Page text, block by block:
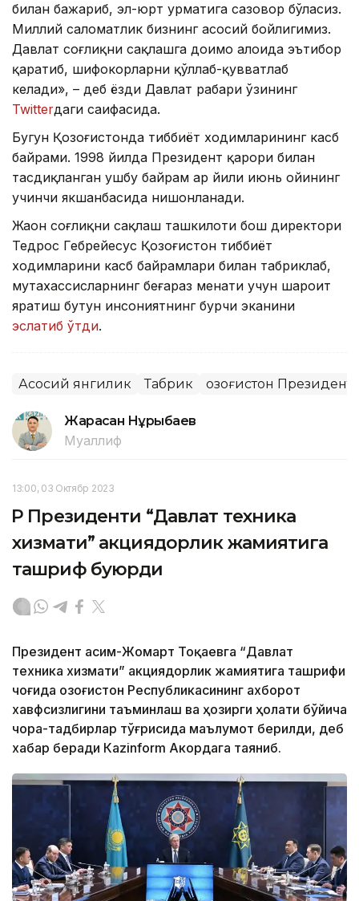
билан бажариб, эл-юрт ҳурматига сазовор бўласиз.
Миллий саломатлик бизнинг асосий бойлигимиз.
Давлат соғлиқни сақлашга доимо алоҳида эътибор
қаратиб, шифокорларни қўллаб-қувватлаб
келади», – деб ёзди Давлат раҳбари ўзининг
Twitterдаги саҳифасида.
Бугун Қозоғистонда тиббиёт ходимларининг касб
байрами. 1998 йилда Президент қарори билан
тасдиқланган ушбу байрам ҳар йили июнь ойининг
учинчи якшанбасида нишонланади.
Жаҳон соғлиқни сақлаш ташкилоти бош директори
Тедрос Гебрейесус Қозоғистон тиббиёт
ходимларини касб байрамлари билан табриклаб,
мутахассисларнинг беғараз меҳнати учун шароит
яратиш бутун инсониятнинг бурчи эканини
эслатиб ўтди.
Асосий янгилик Табрик Қозоғистон
Жарасқан Нұрыбаев
Муаллиф
13:00, 03 Октябр 2023
ҚР Президенти “Давлат техника
хизмати” акциядорлик жамиятига
ташриф буюрди
Президент Қасим-Жомарт Тоқаевга “Давлат
техника хизмати” акциядорлик жамиятига ташрифи
чоғида Қозоғистон Республикасининг ахборот
хавфсизлигини таъминлаш ва ҳозирги ҳолати бўйича
чора-тадбирлар тўғрисида маълумот берилди, деб
хабар беради Каzinform Акордага таяниб.